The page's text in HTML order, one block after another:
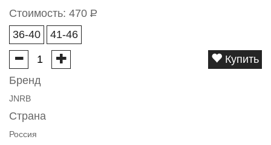
Стоимость: 470 Р
36-40
41-46
Купить
Бренд
JNRB
Страна
Россия